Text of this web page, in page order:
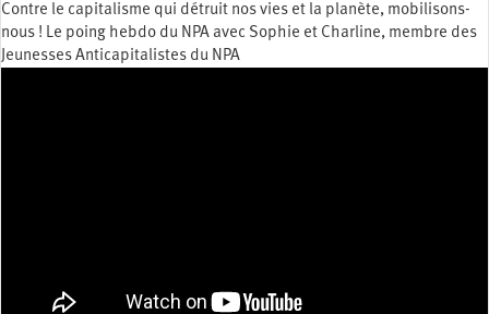
Contre le capitalisme qui détruit nos vies et la planète, mobilisons-
nous ! Le poing hebdo du NPA avec Sophie et Charline, membre des
Jeunesses Anticapitalistes du NPA